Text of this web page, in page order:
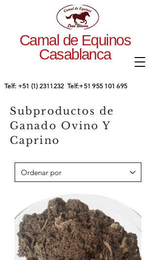
Camal de Equinos
Casablanca
​Telf: +51 (1) 2311232 Telf:+51 955 101 695
Subproductos de
Ganado Ovino Y
Caprino